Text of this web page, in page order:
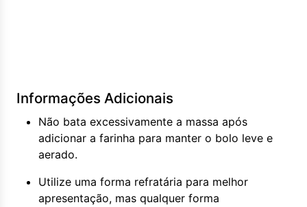
Informações Adicionais
Não bata excessivamente a massa após
adicionar a farinha para manter o bolo leve e
aerado.
Utilize uma forma refratária para melhor
apresentação, mas qualquer forma